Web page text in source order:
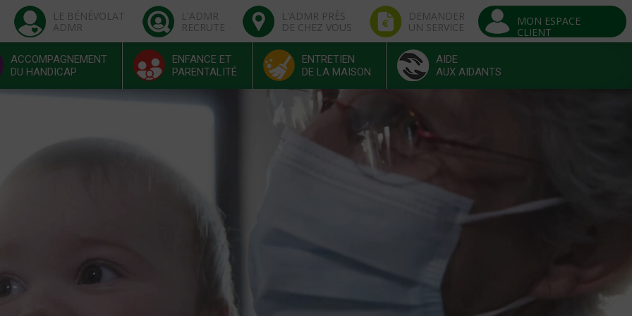
LE BÉNÉVOLAT
ADMR
L'ADMR
RECRUTE
L'ADMR PRÈS
DE CHEZ VOUS
DEMANDER
UN SERVICE
MON ESPACE
CLIENT
ACCOMPAGNEMENT
DU HANDICAP
ENFANCE ET
PARENTALITÉ
ENTRETIEN
DE LA MAISON
AIDE
AUX AIDANTS